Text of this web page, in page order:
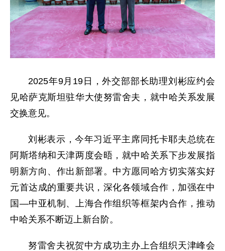
2025年9月19日，外交部部长助理刘彬应约会
见哈萨克斯坦驻华大使努雷舍夫，就中哈关系发展
交换意见。
刘彬表示，今年习近平主席同托卡耶夫总统在
阿斯塔纳和天津两度会晤，就中哈关系下步发展指
明新方向、作出新部署。中方愿同哈方切实落实好
元首达成的重要共识，深化各领域合作，加强在中
国—中亚机制、上海合作组织等框架内合作，推动
中哈关系不断迈上新台阶。
努雷舍夫祝贺中方成功主办上合组织天津峰会